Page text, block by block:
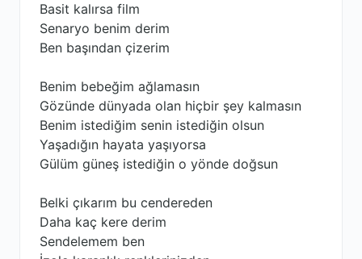
Basit kalırsa film
Senaryo benim derim
Ben başından çizerim
Benim bebeğim ağlamasın
Gözünde dünyada olan hiçbir şey kalmasın
Benim istediğim senin istediğin olsun
Yaşadığın hayata yaşıyorsa
Gülüm güneş istediğin o yönde doğsun
Belki çıkarım bu cendereden
Daha kaç kere derim
Sendelemem ben